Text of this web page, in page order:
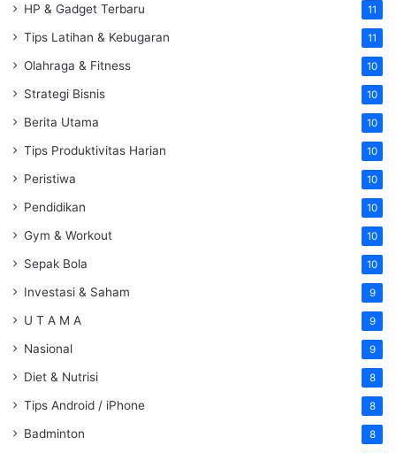
HP & Gadget Terbaru 11
Tips Latihan & Kebugaran 11
Olahraga & Fitness 10
Strategi Bisnis 10
Berita Utama 10
Tips Produktivitas Harian 10
Peristiwa 10
Pendidikan 10
Gym & Workout 10
Sepak Bola 10
Investasi & Saham 9
U T A M A 9
Nasional 9
Diet & Nutrisi 8
Tips Android / iPhone 8
Badminton 8